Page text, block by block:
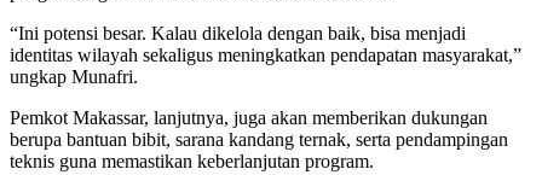
“Ini potensi besar. Kalau dikelola dengan baik, bisa menjadi
identitas wilayah sekaligus meningkatkan pendapatan masyarakat,”
ungkap Munafri.
Pemkot Makassar, lanjutnya, juga akan memberikan dukungan
berupa bantuan bibit, sarana kandang ternak, serta pendampingan
teknis guna memastikan keberlanjutan program.